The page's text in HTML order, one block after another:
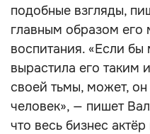
подобные взгляды,
главным образом
воспитания. «Если
вырастила его таким
своей тьмы, может,
человек», — пишет
что весь бизнес